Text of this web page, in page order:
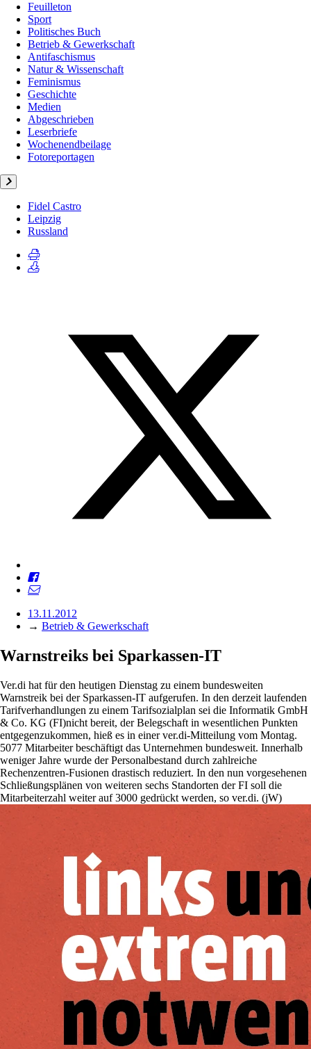
Feuilleton
Sport
Politisches Buch
Betrieb & Gewerkschaft
Antifaschismus
Natur & Wissenschaft
Feminismus
Geschichte
Medien
Abgeschrieben
Leserbriefe
Wochenendbeilage
Fotoreportagen
Fidel Castro
Leipzig
Russland
13.11.2012
→ Betrieb & Gewerkschaft
Warnstreiks bei Sparkassen-IT
Ver.di hat für den heutigen Dienstag zu einem bundesweiten
Warnstreik bei der Sparkassen-IT aufgerufen. In den derzeit laufenden
Tarifverhandlungen zu einem Tarifsozialplan sei die Informatik GmbH
& Co. KG (FI)nicht bereit, der Belegschaft in wesentlichen Punkten
entgegenzukommen, hieß es in einer ver.di-Mitteilung vom Montag.
5077 Mitarbeiter beschäftigt das Unternehmen bundesweit. Innerhalb
weniger Jahre wurde der Personalbestand durch zahlreiche
Rechenzentren-Fusionen drastisch reduziert. In den nun vorgesehenen
Schließungsplänen von weiteren sechs Standorten der FI soll die
Mitarbeiterzahl weiter auf 3000 gedrückt werden, so ver.di. (jW)